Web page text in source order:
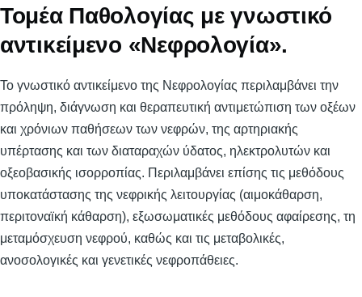
Τομέα Παθολογίας με γνωστικό
αντικείμενο «Νεφρολογία».
Το γνωστικό αντικείμενο της Νεφρολογίας περιλαμβάνει την
πρόληψη, διάγνωση και θεραπευτική αντιμετώπιση των οξέων
και χρόνιων παθήσεων των νεφρών, της αρτηριακής
υπέρτασης και των διαταραχών ύδατος, ηλεκτρολυτών και
οξεοβασικής ισορροπίας. Περιλαμβάνει επίσης τις μεθόδους
υποκατάστασης της νεφρικής λειτουργίας (αιμοκάθαρση,
περιτοναϊκή κάθαρση), εξωσωματικές μεθόδους αφαίρεσης, τη
μεταμόσχευση νεφρού, καθώς και τις μεταβολικές,
ανοσολογικές και γενετικές νεφροπάθειες.